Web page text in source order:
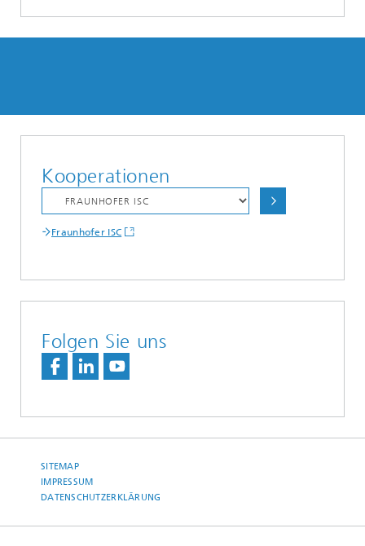
Kooperationen
Fraunhofer ISC
Folgen Sie uns
SITEMAP
IMPRESSUM
DATENSCHUTZERKLÄRUNG